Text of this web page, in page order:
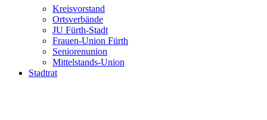
Kreisvorstand
Ortsverbände
JU Fürth-Stadt
Frauen-Union Fürth
Seniorenunion
Mittelstands-Union
Stadtrat